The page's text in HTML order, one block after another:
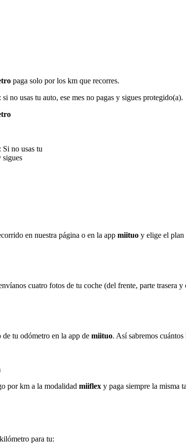
paga solo por los km que recorres.
no usas tu auto, ese mes no pagas y sigues protegido(a).
no usas tu
sigues
en nuestra página o en la app miituo y elige el plan
cuatro fotos de tu coche (del frente, parte trasera
tu odómetro en la app de miituo. Así sabremos
por km a la modalidad miiflex y paga siempre la misma
para tu: